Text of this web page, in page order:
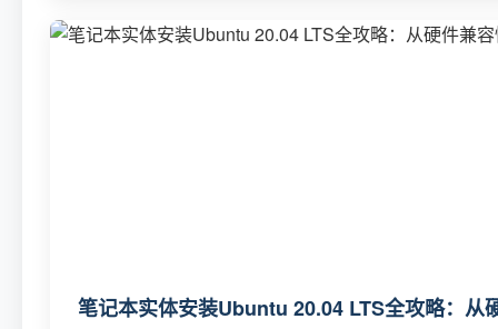
笔记本实体安装Ubuntu 20.04 LTS全攻略：从